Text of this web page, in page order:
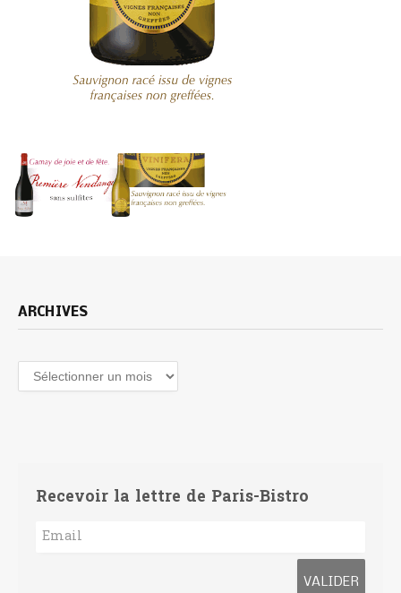
ARCHIVES
Archives
Recevoir la lettre de Paris-Bistro